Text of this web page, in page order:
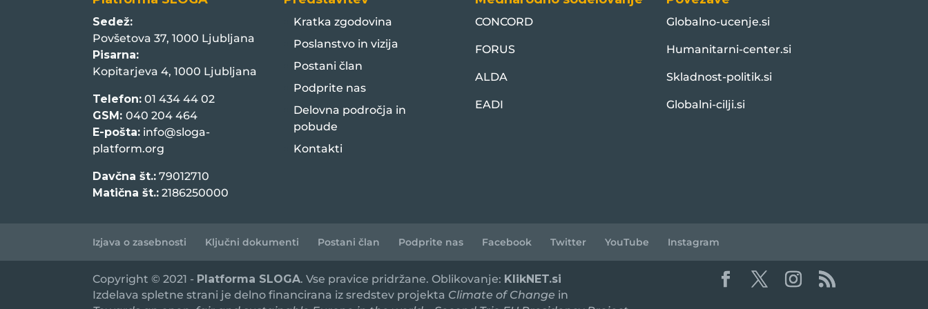
Sedež:
Povšetova 37, 1000 Ljubljana
Pisarna:
Kopitarjeva 4, 1000 Ljubljana
Telefon: 01 434 44 02
GSM:040 204 464
E-pošta: info@sloga-
platform.org
Davčna št.: 79012710
Matična št.: 2186250000
Kratka zgodovina
Poslanstvo in vizija
Postani član
Podprite nas
Delovna področja in
pobude
Kontakti
CONCORD
FORUS
ALDA
EADI
Globalno-ucenje.si
Humanitarni-center.si
Skladnost-politik.si
Globalni-cilji.si
Izjava o zasebnosti Ključni dokumenti Postani član Podprite nas Facebook Twitter YouTube Instagram
Copyright © 2021 - Platforma SLOGA. Vse pravice pridržane. Oblikovanje: KlikNET.si
Izdelava spletne strani je delno financirana iz sredstev projekta Climate of Change in